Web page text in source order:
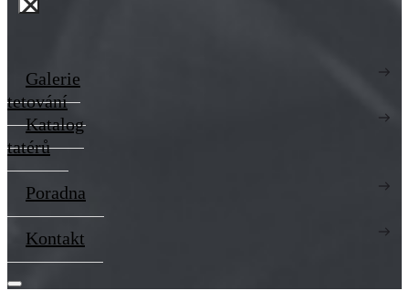
Galerie
tetování
Katalog
tatérů
Poradna
Kontakt